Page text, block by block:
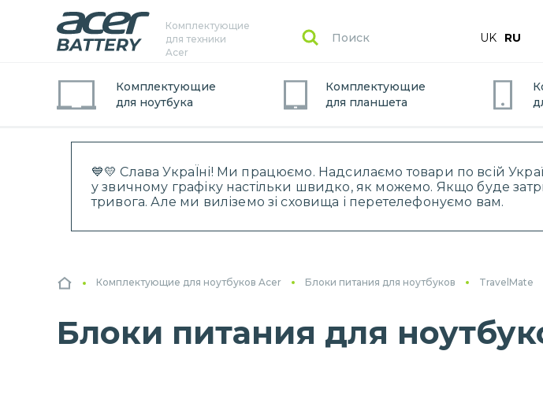
💙💛 Слава УкраЇні! Ми працюємо. Надсилаємо товари по всій
у звичному графіку настільки швидко, як можемо. Якщо буде
тривога. Але ми виліземо зі сховища і перетелефонуємо вам.
Комплектующие
для техники
Acer
UK RU
Комплектующие
для ноутбука
Комплектующие
для планшета
Комплектующие для ноутбуков Acer Блоки питания для ноутбуков TravelMate
Блоки питания для